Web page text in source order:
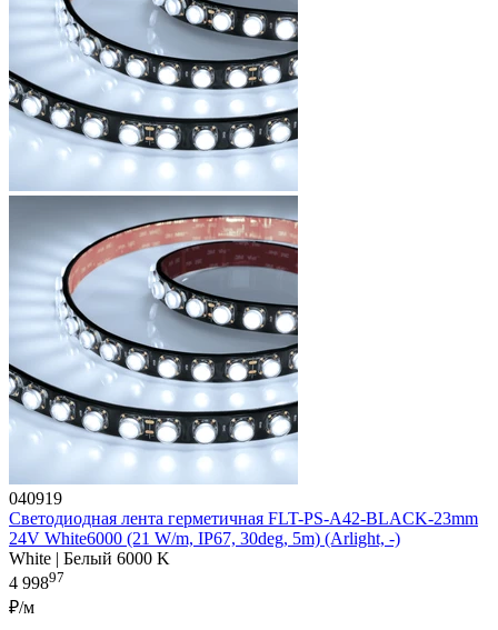
040919
Светодиодная лента герметичная FLT-PS-A42-BLACK-23mm
24V White6000 (21 W/m, IP67, 30deg, 5m) (Arlight, -)
White | Белый 6000 K
4 99897
₽/м